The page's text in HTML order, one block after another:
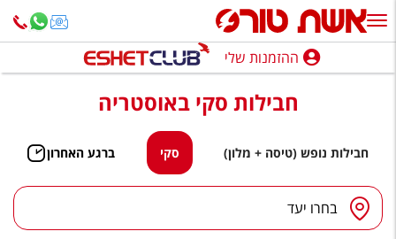
ההזמנות שלי
נופש בארץ
חופשה לפי סגנון
מלונות באילת
טיולים מאורגנים
ההזמנות שלי
חבילות סקי באוסטריה
חבילות נופש (טיסה + מלון) סקי ברגע האחרון
בחרו יעד